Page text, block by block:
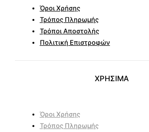
Όροι Χρήσης
Τρόπος Πληρωμής
Τρόποι Αποστολής
Πολιτική Επιστροφών
ΧΡΗΣΙΜΑ
Όροι Χρήσης
Τρόπος Πληρωμής